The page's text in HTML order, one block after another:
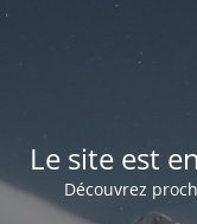
Le site est
Découvrez